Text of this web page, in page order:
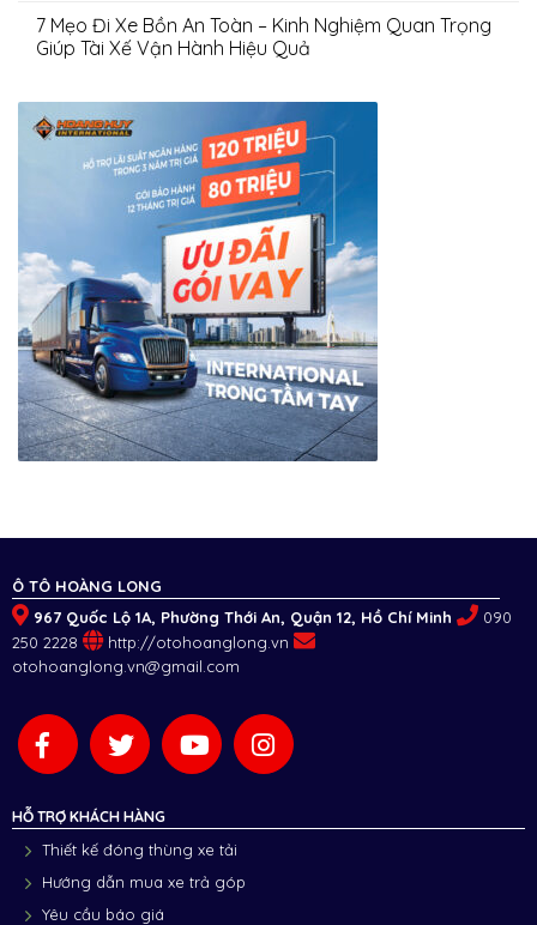
7 Mẹo Đi Xe Bồn An Toàn – Kinh Nghiệm Quan Trọng
Giúp Tài Xế Vận Hành Hiệu Quả
Ô TÔ HOÀNG LONG
967 Quốc Lộ 1A, Phường Thới An, Quận 12, Hồ Chí Minh
090
250 2228
http://otohoanglong.vn
otohoanglong.vn@gmail.com
HỖ TRỢ KHÁCH HÀNG
Thiết kế đóng thùng xe tải
Hướng dẫn mua xe trả góp
Yêu cầu báo giá